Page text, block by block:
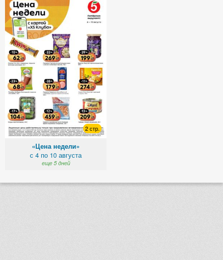
2 стр.
«Цена недели»
с 4 по 10 августа
еще 5 дней